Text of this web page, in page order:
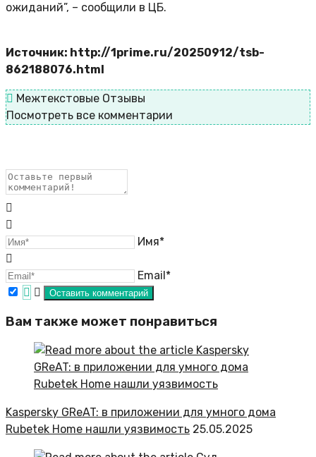
ожиданий”, – сообщили в ЦБ.
Источник: http://1prime.ru/20250912/tsb-
862188076.html
Межтекстовые Отзывы
Посмотреть все комментарии
Имя*
Email*
Вам также может понравиться
Kaspersky GReAT: в приложении для умного дома
Rubetek Home нашли уязвимость 25.05.2025